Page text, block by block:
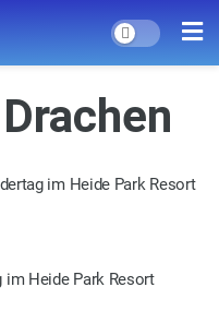
Drachen
im Heide Park Resort
im Heide Park Resort